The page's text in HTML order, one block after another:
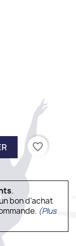
favorite_border
.
bon d’achat
(Plus